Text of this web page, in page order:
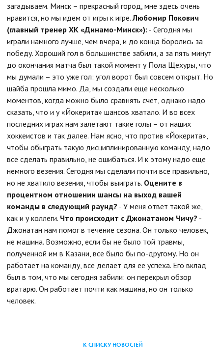
загадываем. Минск – прекрасный город, мне здесь очень
нравится, но мы идем от игры к игре.Любомир Покович
(главный тренер ХК «Динамо-Минск»): - Сегодня мы
играли намного лучше, чем вчера, и до конца боролись за
победу. Хороший гол в большинстве забили, а за пять минут
до окончания матча был такой момент у Пола Щехуры, что
мы думали – это уже гол: угол ворот был совсем открыт. Но
шайба прошла мимо. Да, мы создали еще несколько
моментов, когда можно было сравнять счет, однако надо
сказать, что и у «Йокерита» шансов хватало. И во всех
последних играх нам залетают такие голы – от наших
хоккеистов и так далее. Нам ясно, что против «Йокерита»,
чтобы обыграть такую дисциплинированную команду, надо
все сделать правильно, не ошибаться. И к этому надо еще
немного везения. Сегодня мы сделали почти все правильно,
но не хватило везения, чтобы выиграть. Оцените в
процентном отношении шансы на выход вашей
команды в следующий раунд? - У меня ответ такой же,
как и у коллеги. Что происходит с Джонатаном Чичу? -
Джонатан нам помог в течение сезона. Он только человек,
не машина. Возможно, если бы не было той травмы,
полученной им в Казани, все было бы по-другому. Но он
работает на команду, все делает для ее успеха. Его вклад
был в том, что мы сегодня забили: он перекрыл обзор
вратарю. Он работает почти как машина, но он только
человек.
К СПИСКУ НОВОСТЕЙ